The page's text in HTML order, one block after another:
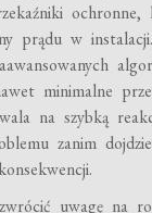
ochronne,
prądu w
minimalne
na szybką
zanim
uwagę na